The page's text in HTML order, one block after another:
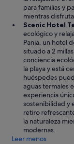
para familias y
mientras
Scenic Hotel
ecológico y
Pania, un hotel
situado a 2
conciencia
la playa y está
huéspedes
aguas termales
experiencia
sostenibilidad y
retiro
la naturaleza
modernas.
Leer menos